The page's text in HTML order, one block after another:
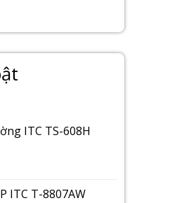
ITC TS-608H
ITC T-8807AW